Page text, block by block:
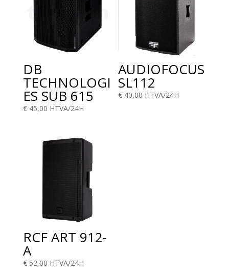
DB
TECHNOLOGI
ES SUB 615
€45,00 HTVA/24H
AUDIOFOCUS
SL112
€ 40,00 HTVA/24H
RCF ART 912-
A
€52,00 HTVA/24H